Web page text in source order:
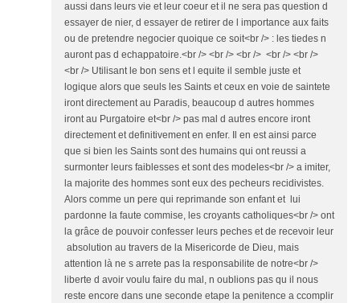
aussi dans leurs vie et leur coeur et il ne sera pas question d
essayer de nier, d essayer de retirer de l importance aux faits
ou de pretendre negocier quoique ce soit<br /> : les tiedes n
auront pas d echappatoire.<br /> <br /> <br /> <br /> <br />
<br /> Utilisant le bon sens et l equite il semble juste et
logique alors que seuls les Saints et ceux en voie de saintete
iront directement au Paradis, beaucoup d autres hommes
iront au Purgatoire et<br /> pas mal d autres encore iront
directement et definitivement en enfer. Il en est ainsi parce
que si bien les Saints sont des humains qui ont reussi a
surmonter leurs faiblesses et sont des modeles<br /> a imiter,
la majorite des hommes sont eux des pecheurs recidivistes.
Alors comme un pere qui reprimande son enfant et lui
pardonne la faute commise, les croyants catholiques<br /> ont
la grâce de pouvoir confesser leurs peches et de recevoir leur
absolution au travers de la Misericorde de Dieu, mais
attention là ne s arrete pas la responsabilite de notre<br />
liberte d avoir voulu faire du mal, n oublions pas qu il nous
reste encore dans une seconde etape la penitence a ccomplir